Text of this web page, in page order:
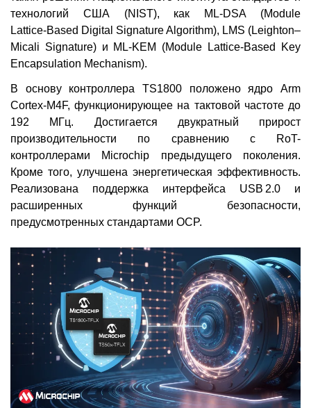
технологий США (NIST), как ML-DSA (Module
Lattice‑Based Digital Signature Algorithm), LMS (Leighton–
Micali Signature) и ML-KEM (Module Lattice-Based Key
Encapsulation Mechanism).
В основу контроллера TS1800 положено ядро Arm
Cortex-M4F, функционирующее на тактовой частоте до
192 МГц. Достигается двукратный прирост
производительности по сравнению с RoT-
контроллерами Microchip предыдущего поколения.
Кроме того, улучшена энергетическая эффективность.
Реализована поддержка интерфейса USB 2.0 и
расширенных функций безопасности,
предусмотренных стандартами OCP.